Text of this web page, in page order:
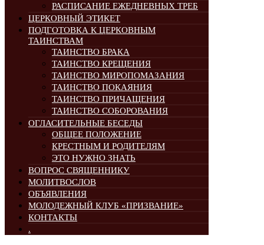
РАСПИСАНИЕ ЕЖЕДНЕВНЫХ ТРЕБ
ЦЕРКОВНЫЙ ЭТИКЕТ
ПОДГОТОВКА К ЦЕРКОВНЫМ
ТАИНСТВАМ
ТАИНСТВО БРАКА
ТАИНСТВО КРЕЩЕНИЯ
ТАИНСТВО МИРОПОМАЗАНИЯ
ТАИНСТВО ПОКАЯНИЯ
ТАИНСТВО ПРИЧАЩЕНИЯ
ТАИНСТВО СОБОРОВАНИЯ
ОГЛАСИТЕЛЬНЫЕ БЕСЕДЫ
ОБЩЕЕ ПОЛОЖЕНИЕ
КРЕСТНЫМ И РОДИТЕЛЯМ
ЭТО НУЖНО ЗНАТЬ
ВОПРОС СВЯЩЕННИКУ
МОЛИТВОСЛОВ
ОБЪЯВЛЕНИЯ
МОЛОДЕЖНЫЙ КЛУБ «ПРИЗВАНИЕ»
КОНТАКТЫ
.